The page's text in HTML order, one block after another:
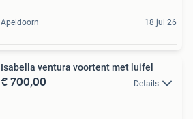
Apeldoorn 18 jul 26
Isabella ventura voortent met luifel
€ 700,00 Details